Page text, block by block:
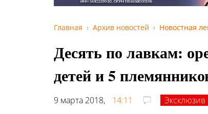
Главная Архив новостей Новостная
Десять по лавкам:
детей и 5
9 марта 2018, 14:11
Эксклюзив